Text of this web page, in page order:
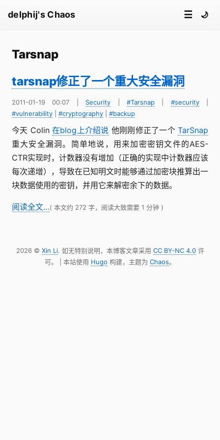
delphij's Chaos ☰ 🌙
Tarsnap
tarsnap修正了一个重大安全漏洞
2011-01-19 00:07 Security #Tarsnap| #security|
#vulnerability
#cryptography #backup
今天 Colin 在blog上介绍说 他刚刚修正了一个 TarSnap
重大安全漏洞。简单地说，用来加密密钥文件的AES-
CTR实现时，计数器没有增加（正确的实现中计数器应该
每次递增），导致在已知明文时能够通过加密块推算出一
块数据使用的密钥，并用它来解密余下的数据。
阅读全文…( 本文约 272 字，阅读大致需要 1 分钟 )
2026 © Xin Li. 如无特别说明，本博客文章采用 CC BY-NC 4.0许
可。 | 本站使用 Hugo 构建，主题为 Chaos。